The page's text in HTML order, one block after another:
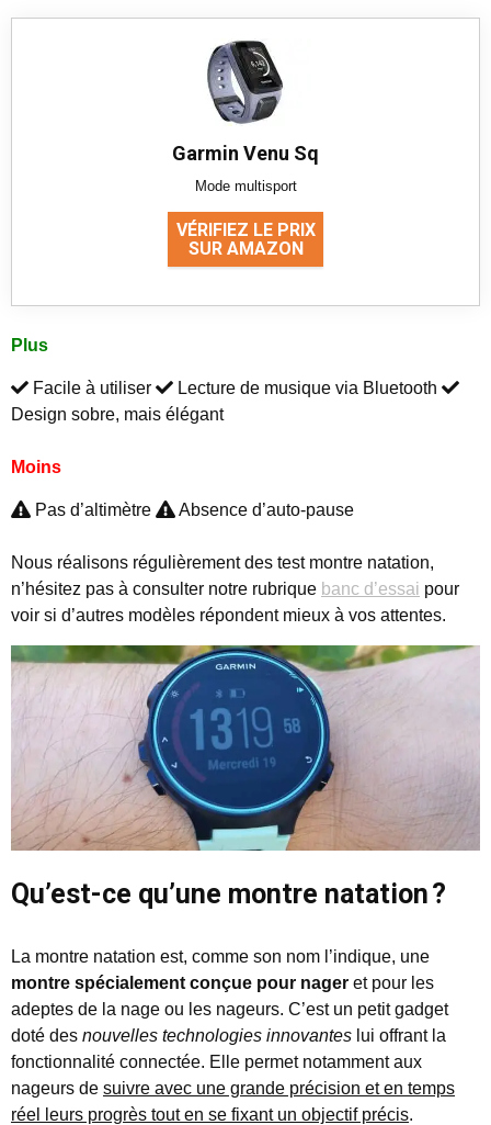
Garmin Venu Sq
Mode multisport
VÉRIFIEZ LE PRIX
SUR AMAZON
Plus
Facile à utiliser
Lecture de musique via Bluetooth
Design sobre, mais élégant
Moins
Pas d’altimètre Absence d’auto-pause
Nous réalisons régulièrement des test montre natation,
n’hésitez pas à consulter notre rubrique banc d’essai pour
voir si d’autres modèles répondent mieux à vos attentes.
Qu’est-ce qu’une montre natation ?
La montre natation est, comme son nom l’indique, une
montre spécialement conçue pour nager et pour les
adeptes de la nage ou les nageurs. C’est un petit gadget
doté des nouvelles technologies innovantes lui offrant la
fonctionnalité connectée. Elle permet notamment aux
nageurs de suivre avec une grande précision et en temps
réel leurs progrès tout en se fixant un objectif précis.